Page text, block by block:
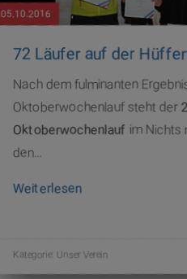
05.10.2016
72 Läufer auf der
Nach dem fulminanten
Oktoberwochenlauf steht der
Oktoberwochenlauf im Nichts
den…
Weiterlesen
Kategorie: Unser Verein